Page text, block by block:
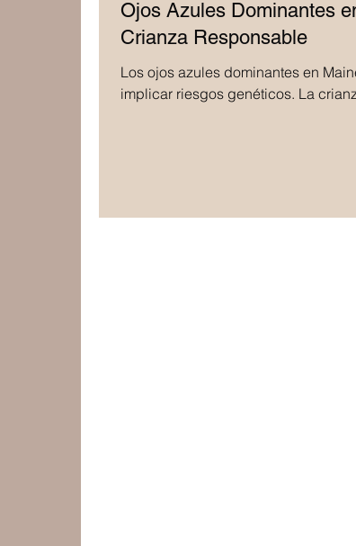
Ojos Azules Dominantes
Crianza Responsable
Los ojos azules dominantes en
implicar riesgos genéticos. La